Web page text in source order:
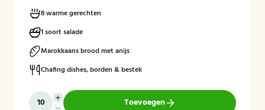
8 warme gerechten
1 soort salade
Marokkaans brood met anijs
Chafing dishes, borden & bestek
Toevoegen